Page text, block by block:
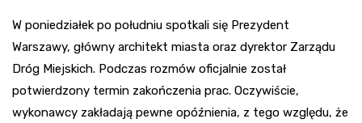
W poniedziałek po południu spotkali się Prezydent
Warszawy, główny architekt miasta oraz dyrektor Zarządu
Dróg Miejskich. Podczas rozmów oficjalnie został
potwierdzony termin zakończenia prac. Oczywiście,
wykonawcy zakładają pewne opóźnienia, z tego względu, że